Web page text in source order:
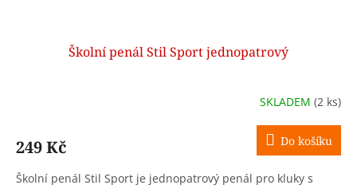
Školní penál Stil Sport jednopatrový
SKLADEM (2 ks)
249 Kč Do košíku
Školní penál Stil Sport je jednopatrový penál pro kluky s